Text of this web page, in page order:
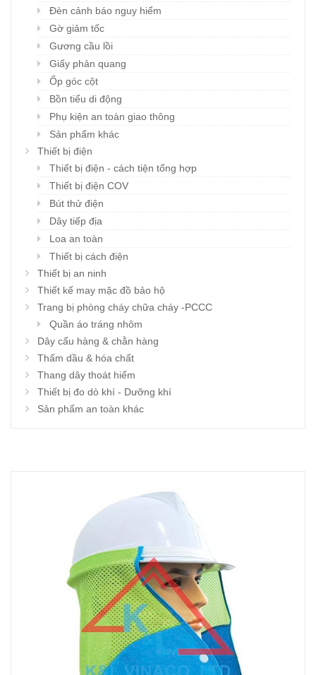
Đèn cảnh báo nguy hiểm
Gờ giảm tốc
Gương cầu lồi
Giấy phản quang
Ốp góc cột
Bồn tiểu di động
Phụ kiện an toàn giao thông
Sản phẩm khác
Thiết bị điện
Thiết bị điện - cách tiện tổng hợp
Thiết bị điện COV
Bút thử điện
Dây tiếp địa
Loa an toàn
Thiết bị cách điện
Thiết bị an ninh
Thiết kế may mặc đồ bảo hộ
Trang bị phòng cháy chữa cháy -PCCC
Quần áo tráng nhôm
Dây cẩu hàng & chằn hàng
Thấm dầu & hóa chất
Thang dây thoát hiểm
Thiết bị đo dò khí - Dưỡng khí
Sản phẩm an toàn khác